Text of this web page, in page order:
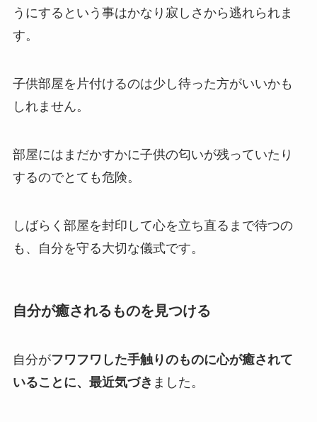
うにするという事はかなり寂しさから逃れられま
す。
子供部屋を片付けるのは少し待った方がいいかも
しれません。
部屋にはまだかすかに子供の匂いが残っていたり
するのでとても危険。
しばらく部屋を封印して心を立ち直るまで待つの
も、自分を守る大切な儀式です。
自分が癒されるものを見つける
自分がフワフワした手触りのものに心が癒されて
いることに、最近気づき ました。